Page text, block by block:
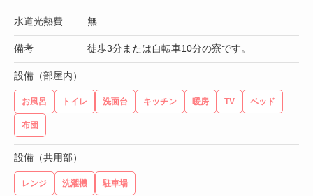
水道光熱費 無
備考 徒歩3分または自転車10分の寮です。
設備（部屋内）
お風呂 トイレ 洗面台 キッチン 暖房 TV ベッド
布団
設備（共用部）
レンジ 洗濯機 駐車場